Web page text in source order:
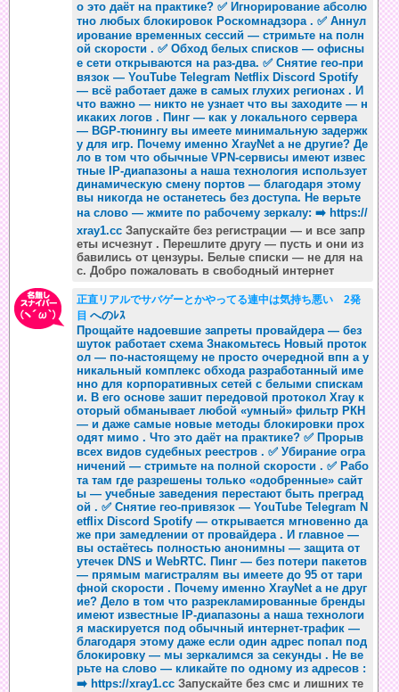
о это даёт на практике? ✅ Игнорирование абсолю
тно любых блокировок Роскомнадзора . ✅ Аннул
ирование временных сессий — стримьте на полн
ой скорости . ✅ Обход белых списков — офисны
е сети открываются на раз-два. ✅ Снятие гео-при
вязок — YouTube Telegram Netflix Discord Spotify
— всё работает даже в самых глухих регионах . И
что важно — никто не узнает что вы заходите — н
икаких логов . Пинг — как у локального сервера
— BGP-тюнингу вы имеете минимальную задержк
у для игр. Почему именно XrayNet а не другие? Де
ло в том что обычные VPN-сервисы имеют извес
тные IP-диапазоны а наша технология использует
динамическую смену портов — благодаря этому
вы никогда не останетесь без доступа. Не верьте
на слово — жмите по рабочему зеркалу: ➡️ https://
xray1.cc Запускайте без регистрации — и все запр
еты исчезнут . Перешлите другу — пусть и они из
бавились от цензуры. Белые списки — не для на
с. Добро пожаловать в свободный интернет
正直リアルでサバゲーとかやってる連中は気持ち悪い 2発
目 へのﾚｽ
Прощайте надоевшие запреты провайдера — без
шуток работает схема Знакомьтесь Новый проток
ол — по-настоящему не просто очередной впн а у
никальный комплекс обхода разработанный име
нно для корпоративных сетей с белыми спискам
и. В его основе зашит передовой протокол Xray к
оторый обманывает любой «умный» фильтр РКН
— и даже самые новые методы блокировки прох
одят мимо . Что это даёт на практике? ✅ Прорыв
всех видов судебных реестров . ✅ Убирание огра
ничений — стримьте на полной скорости . ✅ Рабо
та там где разрешены только «одобренные» сайт
ы — учебные заведения перестают быть преград
ой . ✅ Снятие гео-привязок — YouTube Telegram N
etflix Discord Spotify — открывается мгновенно да
же при замедлении от провайдера . И главное —
вы остаётесь полностью анонимны — защита от
утечек DNS и WebRTC. Пинг — без потери пакетов
— прямым магистралям вы имеете до 95 от тари
фной скорости . Почему именно XrayNet а не друг
ие? Дело в том что разрекламированные бренды
имеют известные IP-диапазоны а наша технологи
я маскируется под обычный интернет-трафик —
благодаря этому даже если один адрес попал под
блокировку — мы зеркалимся за секунды . Не ве
рьте на слово — кликайте по одному из адресов :
➡️ https://xray1.cc Запускайте без смс и лишних те